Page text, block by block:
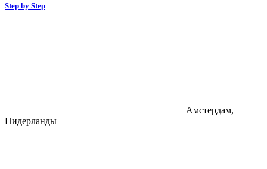
Step by Step
Амстердам,
Нидерланды